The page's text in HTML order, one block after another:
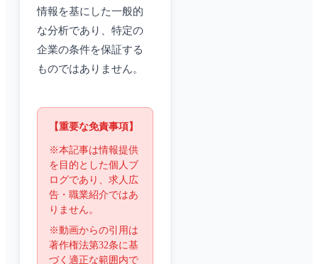
情報を基にした一般的
な分析であり、特定の
企業の条件を保証する
ものではありません。
【重要な免責事項】
※本記事は情報提供
を目的とした個人ブ
ログであり、求人広
告・職業紹介ではあ
りません。
※動画からの引用は
著作権法第32条に基
づく適正な範囲内で